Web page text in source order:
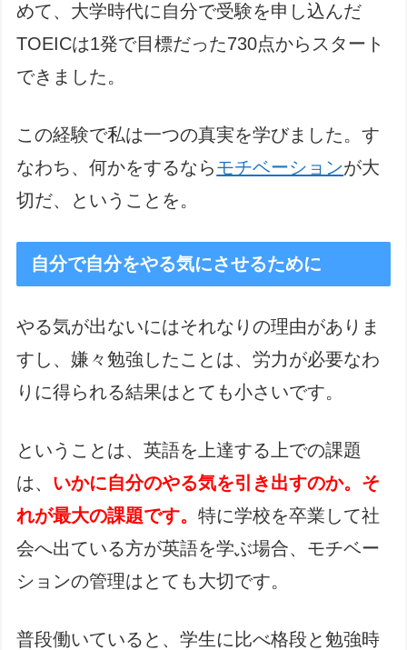
めて、大学時代に自分で受験を申し込んだ
TOEICは1発で目標だった730点からスタート
できました。
この経験で私は一つの真実を学びました。す
なわち、何かをするならモチベーションが大
切だ、ということを。
自分で自分をやる気にさせるために
やる気が出ないにはそれなりの理由がありま
すし、嫌々勉強したことは、労力が必要なわ
りに得られる結果はとても小さいです。
ということは、英語を上達する上での課題
は、 いかに自分のやる気を引き出すのか。そ
れが最大の課題です。特に学校を卒業して社
会へ出ている方が英語を学ぶ場合、モチベー
ションの管理はとても大切です。
普段働いていると、学生に比べ格段と勉強時